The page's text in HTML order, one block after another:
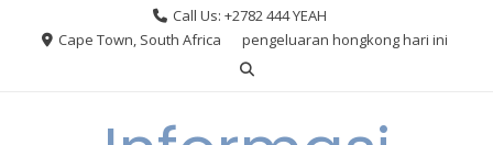
Call Us: +2782 444 YEAH
Cape Town, South Africa
pengeluaran hongkong hari ini